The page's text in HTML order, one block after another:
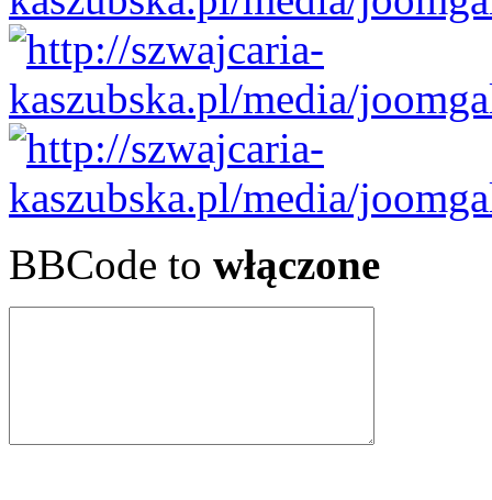
BBCode to włączone